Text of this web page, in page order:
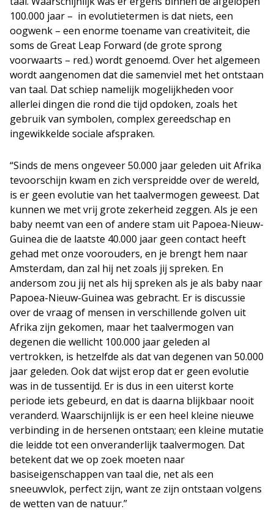
100.000 jaar – in evolutietermen is dat niets, een
oogwenk – een enorme toename van creativiteit, die
soms de Great Leap Forward (de grote sprong
voorwaarts – red.) wordt genoemd. Over het algemeen
wordt aangenomen dat die samenviel met het ontstaan
van taal. Dat schiep namelijk mogelijkheden voor
allerlei dingen die rond die tijd opdoken, zoals het
gebruik van symbolen, complex gereedschap en
ingewikkelde sociale afspraken.
“Sinds de mens ongeveer 50.000 jaar geleden uit Afrika
tevoorschijn kwam en zich verspreidde over de wereld,
is er geen evolutie van het taalvermogen geweest. Dat
kunnen we met vrij grote zekerheid zeggen. Als je een
baby neemt van een of andere stam uit Papoea-Nieuw-
Guinea die de laatste 40.000 jaar geen contact heeft
gehad met onze voorouders, en je brengt hem naar
Amsterdam, dan zal hij net zoals jij spreken. En
andersom zou jij net als hij spreken als je als baby naar
Papoea-Nieuw-Guinea was gebracht. Er is discussie
over de vraag of mensen in verschillende golven uit
Afrika zijn gekomen, maar het taalvermogen van
degenen die wellicht 100.000 jaar geleden al
vertrokken, is hetzelfde als dat van degenen van 50.000
jaar geleden. Ook dat wijst erop dat er geen evolutie
was in de tussentijd. Er is dus in een uiterst korte
periode iets gebeurd, en dat is daarna blijkbaar nooit
veranderd. Waarschijnlijk is er een heel kleine nieuwe
verbinding in de hersenen ontstaan; een kleine mutatie
die leidde tot een onveranderlijk taalvermogen. Dat
betekent dat we op zoek moeten naar
basiseigenschappen van taal die, net als een
sneeuwvlok, perfect zijn, want ze zijn ontstaan volgens
de wetten van de natuur.”